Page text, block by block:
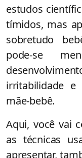
estudos
tímidos, mas
sobretudo
pode-se
irritabilidade
mãe-bebê.
Aqui, você vai
as técnicas
apresentar,